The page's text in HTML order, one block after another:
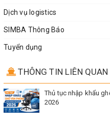
Dịch vụ logistics
SIMBA Thông Báo
Tuyển dụng
THÔNG TIN LIÊN QUAN
Thủ tục nhập khẩu
2026